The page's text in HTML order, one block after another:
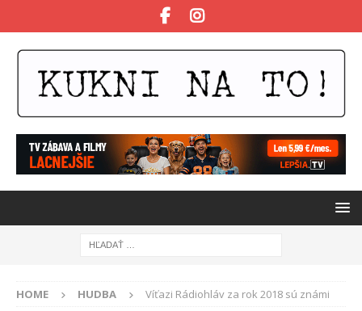
HOME HUDBA Víťazi Rádiohláv za rok 2018 sú známi